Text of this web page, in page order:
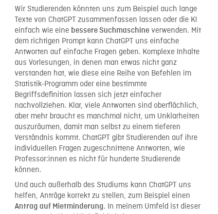
Wir Studierenden könnten uns zum Beispiel auch lange
Texte von ChatGPT zusammenfassen lassen oder die KI
einfach wie eine bessere Suchmaschine verwenden. Mit
dem richtigen Prompt kann ChatGPT uns einfache
Antworten auf einfache Fragen geben. Komplexe Inhalte
aus Vorlesungen, in denen man etwas nicht ganz
verstanden hat, wie diese eine Reihe von Befehlen im
Statistik-Programm oder eine bestimmte
Begriffsdefinition lassen sich jetzt einfacher
nachvollziehen. Klar, viele Antworten sind oberflächlich,
aber mehr braucht es manchmal nicht, um Unklarheiten
auszuräumen, damit man selbst zu einem tieferen
Verständnis kommt. ChatGPT gibt Studierenden auf ihre
individuellen Fragen zugeschnittene Antworten, wie
Professor:innen es nicht für hunderte Studierende
können.
Und auch außerhalb des Studiums kann ChatGPT uns
helfen, Anträge korrekt zu stellen, zum Beispiel einen
Antrag auf Mietminderung. In meinem Umfeld ist dieser